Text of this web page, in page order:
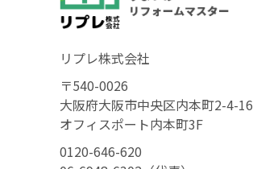
リプレ株式会社
〒540-0026
大阪府大阪市中央区内本町2-4-16
オフィスポート内本町3F
0120-646-620